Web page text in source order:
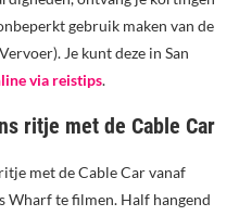
gebruik maken van de
Je kunt deze in San
via reistips.
ritje met de Cable Car
met de Cable Car vanaf
Wharf te filmen. Half hangend